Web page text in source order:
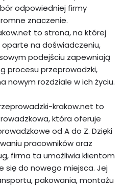
odpowiedniej firmy
znaczenie.
to strona, na której
oparte na doświadczeniu,
podejściu zapewniają
procesu przeprowadzki,
nowym rozdziale w ich życiu.
krakow.net to
która oferuje
od A do Z. Dzięki
pracowników oraz
firma ta umożliwia klientom
się do nowego miejsca. Jej
pakowania, montażu